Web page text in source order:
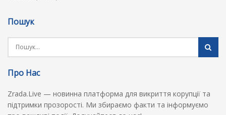
Пошук
Про Нас
Zrada.Live — новинна платформа для викриття корупції та
підтримки прозорості. Ми збираємо факти та інформуємо